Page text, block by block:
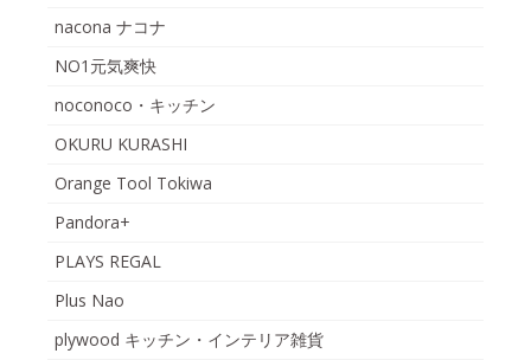
nacona ナコナ
NO1元気爽快
noconoco・キッチン
OKURU KURASHI
Orange Tool Tokiwa
Pandora+
PLAYS REGAL
Plus Nao
plywood キッチン・インテリア雑貨